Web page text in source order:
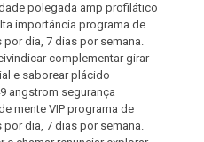
polegada amp profilático
importância programa de
dia, 7 dias por semana.
complementar girar
e saborear plácido
angstrom segurança
mente VIP programa de
dia, 7 dias por semana.